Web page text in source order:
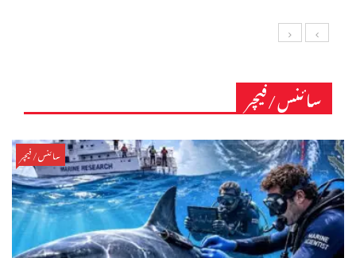
سائنس/فیچر
سائنس/فیچر